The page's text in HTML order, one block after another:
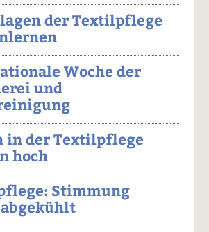
der Textilpflege
Woche der
und
in der Textilpflege
hoch
Stimmung